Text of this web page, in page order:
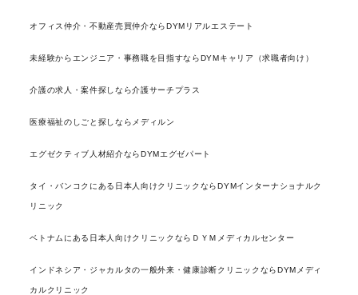
オフィス仲介・不動産売買仲介ならDYMリアルエステート
未経験からエンジニア・事務職を目指すならDYMキャリア（求職者向け）
介護の求人・案件探しなら介護サーチプラス
医療福祉のしごと探しならメディルン
エグゼクティブ人材紹介ならDYMエグゼパート
タイ・バンコクにある日本人向けクリニックならDYMインターナショナルク
リニック
ベトナムにある日本人向けクリニックならＤＹＭメディカルセンター
インドネシア・ジャカルタの一般外来・健康診断クリニックならDYMメディ
カルクリニック